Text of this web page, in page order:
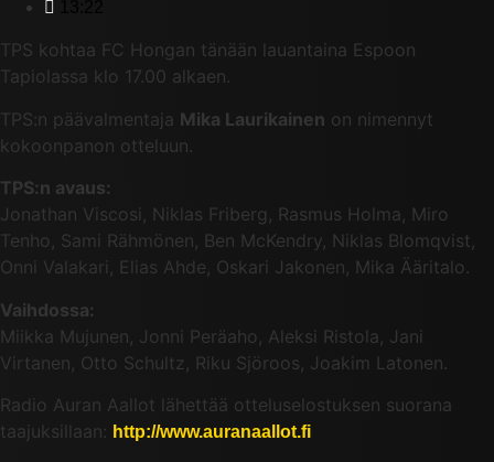
TPS kohtaa FC Hongan tänään lauantaina Espoon
Tapiolassa klo 17.00 alkaen.
TPS:n päävalmentaja Mika Laurikainen on nimennyt
kokoonpanon otteluun.
TPS:n avaus:
Jonathan Viscosi, Niklas Friberg, Rasmus Holma, Miro
Tenho, Sami Rähmönen, Ben McKendry, Niklas Blomqvist,
Onni Valakari, Elias Ahde, Oskari Jakonen, Mika Ääritalo.
Vaihdossa:
Miikka Mujunen, Jonni Peräaho, Aleksi Ristola, Jani
Virtanen, Otto Schultz, Riku Sjöroos, Joakim Latonen.
Radio Auran Aallot lähettää otteluselostuksen suorana
taajuksillaan: http://www.auranaallot.fi